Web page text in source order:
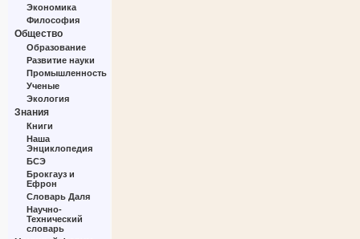
Экономика
Философия
Общество
Образование
Развитие науки
Промышленность
Ученые
Экология
Знания
Книги
Наша
Энциклопедия
БСЭ
Брокгауз и
Ефрон
Словарь Даля
Научно-
Технический
словарь